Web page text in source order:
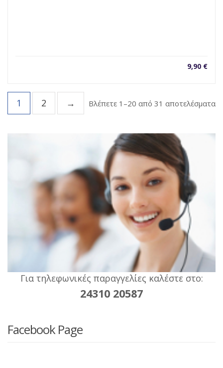
9,90 €
Βλέπετε 1–20 από 31 αποτελέσματα
1 2 →
Για τηλεφωνικές παραγγελίες καλέστε στο:
24310 20587
Facebook Page